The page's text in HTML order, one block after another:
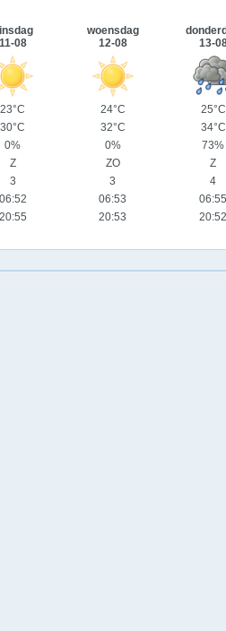
11-08
woensdag
12-08
13-
23°C 24°C
25°C
30°C 32°C
34°C
0% 0%
73%
Z ZO
Z
3 3
4
06:52 06:53
06:55
20:55 20:53 20:52